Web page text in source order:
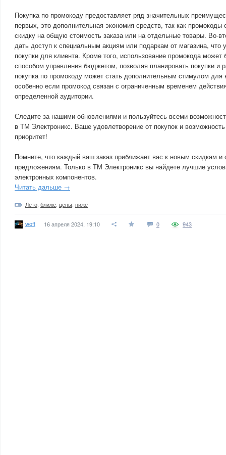
Покупка по промокоду предоставляет ряд значительных
первых, это дополнительная экономия средств, так как
скидку на общую стоимость заказа или на отдельные товары. Во-
дать доступ к специальным акциям или подаркам от магазина, что
покупки для клиента. Кроме того, использование промокода
способом управления бюджетом, позволяя планировать покупки и
покупка по промокоду может стать дополнительным стимулом для
особенно если промокод связан с ограниченным временем
определенной аудитории.
Следите за нашими обновлениями и пользуйтесь всеми
в ТМ Электроникс. Ваше удовлетворение от покупок и
приоритет!
Помните, что каждый ваш заказ приближает вас к новым скидкам и
предложениям. Только в ТМ Электроникс вы найдете лучшие
электронных компонентов.
Читать дальше →
Лето ближе цены ниже
woff 16 апреля 2024, 19:10 0 943